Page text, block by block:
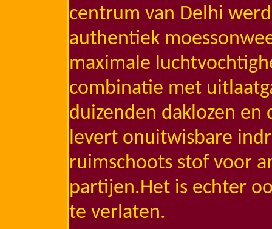
centrum van Delhi
authentiek
maximale
combinatie met
duizenden daklozen
levert onuitwisbare
ruimschoots stof voor
partijen.Het is echter
te verlaten.